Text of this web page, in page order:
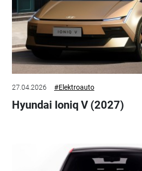
27.04.2026 #Elektroauto
Hyundai Ioniq V (2027)